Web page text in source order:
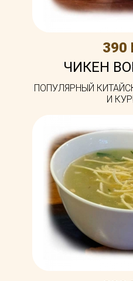
390
ЧИКЕН
ПОПУЛЯРНЫЙ
И